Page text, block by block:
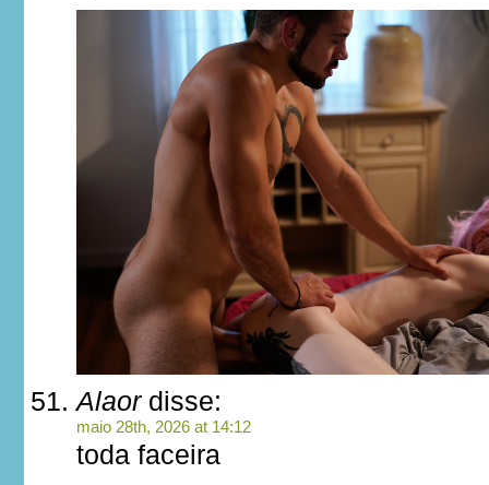
Alaordisse:
maio 28th, 2026 at 14:12
toda faceira